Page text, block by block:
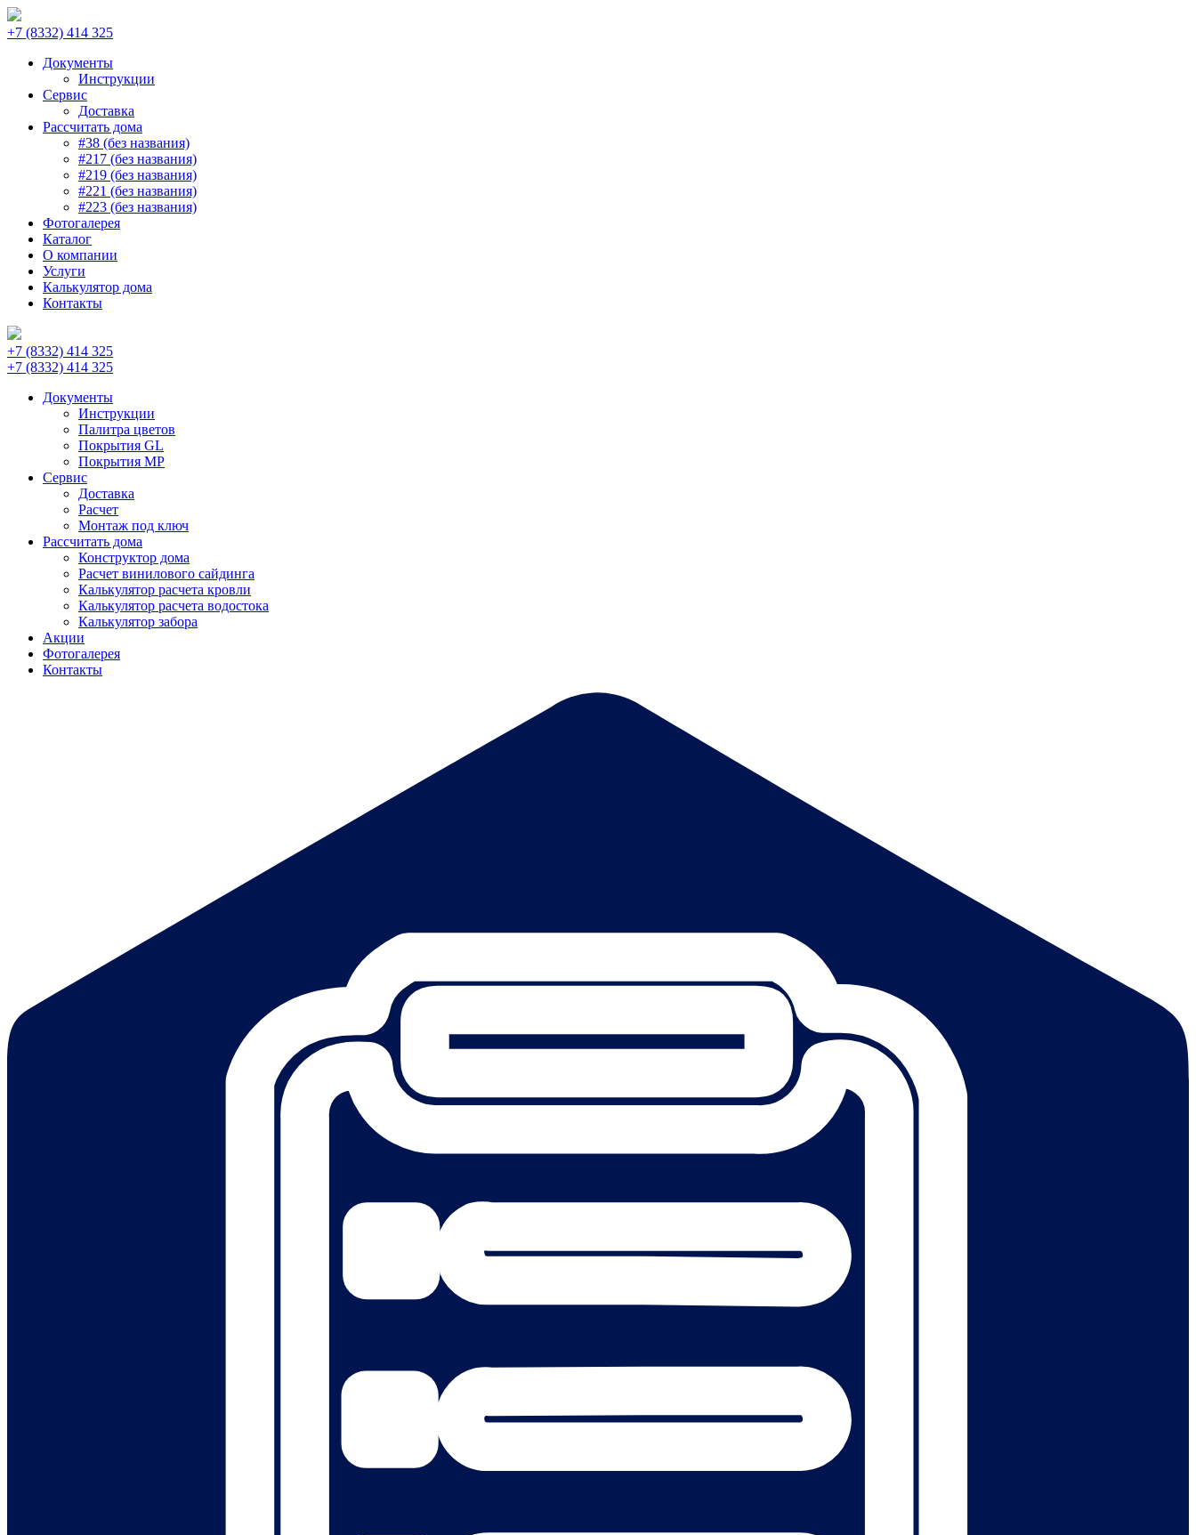
+7 (8332) 414 325
Документы
Инструкции
Сервис
Доставка
Рассчитать дома
#38 (без названия)
#217 (без названия)
#219 (без названия)
#221 (без названия)
#223 (без названия)
Фотогалерея
Каталог
О компании
Услуги
Калькулятор дома
Контакты
+7 (8332) 414 325
+7 (8332) 414 325
Документы
Инструкции
Палитра цветов
Покрытия GL
Покрытия MP
Сервис
Доставка
Расчет
Монтаж под ключ
Рассчитать дома
Конструктор дома
Расчет винилового сайдинга
Калькулятор расчета кровли
Калькулятор расчета водостока
Калькулятор забора
Акции
Фотогалерея
Контакты